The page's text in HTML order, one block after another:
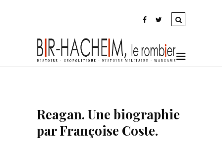
Reagan. Une biographie
par Françoise Coste.